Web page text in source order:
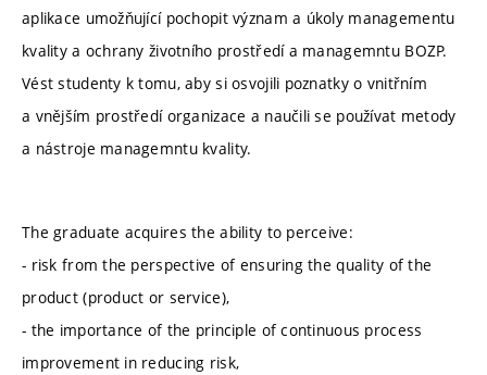
aplikace umožňující pochopit význam a úkoly managementu
kvality a ochrany životního prostředí a managemntu BOZP.
Vést studenty k tomu, aby si osvojili poznatky o vnitřním
a vnějším prostředí organizace a naučili se používat metody
a nástroje managemntu kvality.
The graduate acquires the ability to perceive:
- risk from the perspective of ensuring the quality of the
product (product or service),
- the importance of the principle of continuous process
improvement in reducing risk,